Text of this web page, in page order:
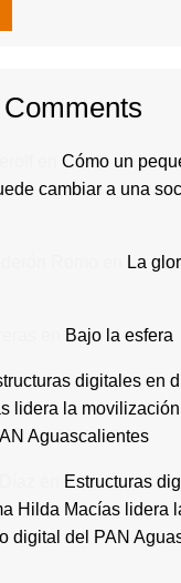
Cómo un
cambiar a una
La
Bajo la esfera
digitales en
lidera la
Aguascalientes
Estructuras
Hilda Macías lidera
digital del PAN